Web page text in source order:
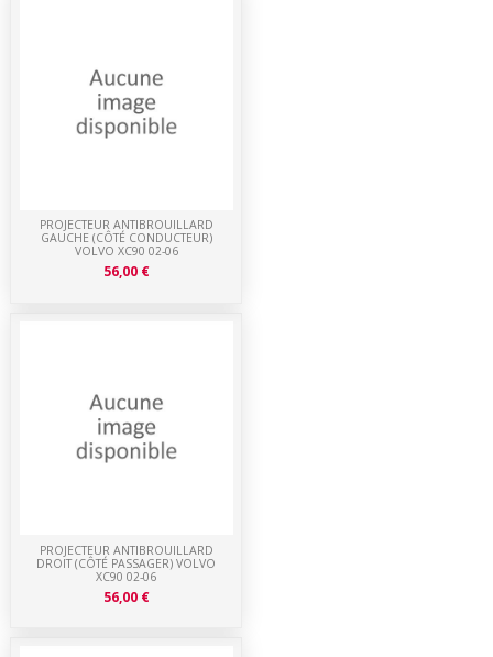
PROJECTEUR ANTIBROUILLARD
DROIT (CÔTÉ PASSAGER) VOLVO
XC90 02-06
56,00 €
PROJECTEUR ANTIBROUILLARD
GAUCHE (CÔTÉ CONDUCTEUR)
VOLVO XC90 02-06
56,00 €